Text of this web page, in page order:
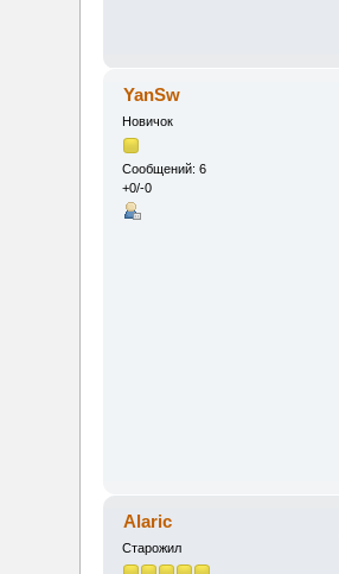
YanSw
Новичок
Сообщений: 6
+0/-0
Alaric
Старожил